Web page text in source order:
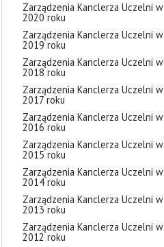
Zarządzenia Kanclerza Uczelni w
2020 roku
Zarządzenia Kanclerza Uczelni w
2019 roku
Zarządzenia Kanclerza Uczelni w
2018 roku
Zarządzenia Kanclerza Uczelni w
2017 roku
Zarządzenia Kanclerza Uczelni w
2016 roku
Zarządzenia Kanclerza Uczelni w
2015 roku
Zarządzenia Kanclerza Uczelni w
2014 roku
Zarządzenia Kanclerza Uczelni w
2013 roku
Zarządzenia Kanclerza Uczelni w
2012 roku